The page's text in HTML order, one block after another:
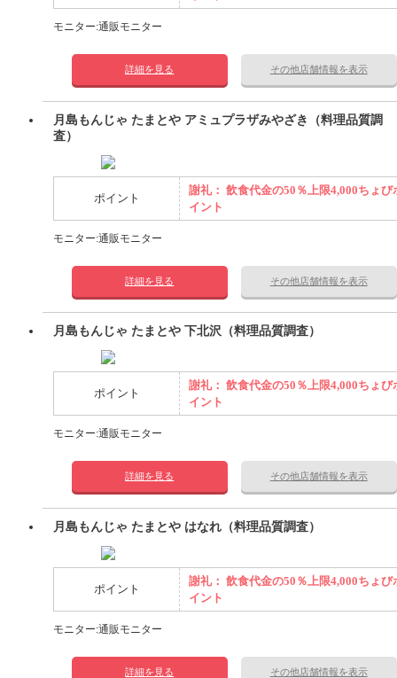
モニター:通販モニター
詳細を見る その他店舗情報を表示
月島もんじゃ たまとや アミュプラザみやざき（料理品質調
査）
ポイント
謝礼： 飲食代金の50％上限4,000ちょび
イント
モニター:通販モニター
詳細を見る その他店舗情報を表示
月島もんじゃ たまとや 下北沢（料理品質調査）
ポイント
謝礼： 飲食代金の50％上限4,000ちょび
イント
モニター:通販モニター
詳細を見る その他店舗情報を表示
月島もんじゃ たまとや はなれ（料理品質調査）
ポイント
謝礼： 飲食代金の50％上限4,000ちょび
イント
モニター:通販モニター
詳細を見る その他店舗情報を表示